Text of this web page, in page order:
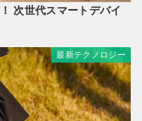
次世代スマートデバイ
最新テクノロジー